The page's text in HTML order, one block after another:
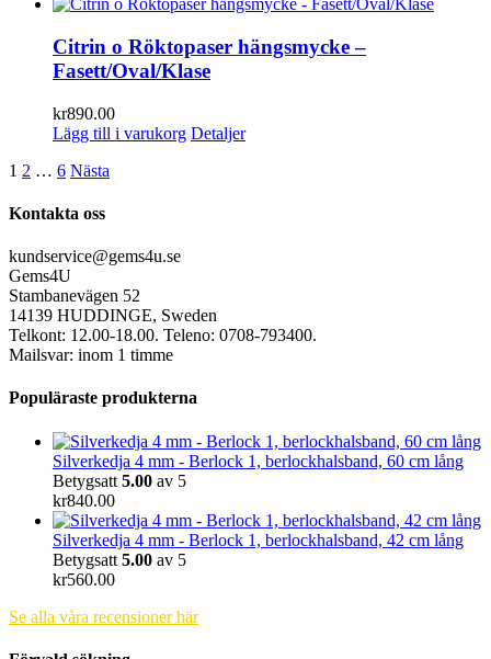
Citrin o Röktopaser hängsmycke –
Fasett/Oval/Klase
kr890.00
Lägg till i varukorg Detaljer
1 2 … 6 Nästa
Kontakta oss
kundservice@gems4u.se
Gems4U
Stambanevägen 52
14139 HUDDINGE, Sweden
Telkont: 12.00-18.00. Teleno: 0708-793400.
Mailsvar: inom 1 timme
Populäraste produkterna
Silverkedja 4 mm - Berlock 1, berlockhalsband, 60 cm lång
Betygsatt 5.00 av 5
kr840.00
Silverkedja 4 mm - Berlock 1, berlockhalsband, 42 cm lång
Betygsatt 5.00 av 5
kr560.00
Se alla våra recensioner här